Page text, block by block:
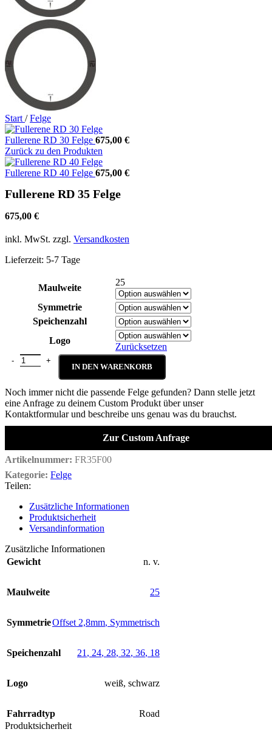
Start / Felge
Fullerene RD 30 Felge 675,00 €
Zurück zu den Produkten
Fullerene RD 40 Felge 675,00 €
Fullerene RD 35 Felge
675,00 €
inkl. MwSt. zzgl. Versandkosten
Lieferzeit: 5-7 Tage
Maulweite
25
Symmetrie
Speichenzahl
Logo
Zurücksetzen
Fullerene RD 35 Felge Menge
IN DEN WARENKORB
Noch immer nicht die passende Felge gefunden? Dann stelle jetzt
eine Anfrage zu deinem Custom Produkt über unser
Kontaktformular und beschreibe uns genau was du brauchst.
Zur Custom Anfrage
Artikelnummer: FR35F00
Kategorie: Felge
Teilen:
Zusätzliche Informationen
Produktsicherheit
Versandinformation
Zusätzliche Informationen
Gewicht
n. v.
Maulweite 25
SymmetrieOffset 2,8mm, Symmetrisch
Speichenzahl 21 , 24, 28, 32, 36, 18
Logo weiß, schwarz
Fahrradtyp
Road
Produktsicherheit